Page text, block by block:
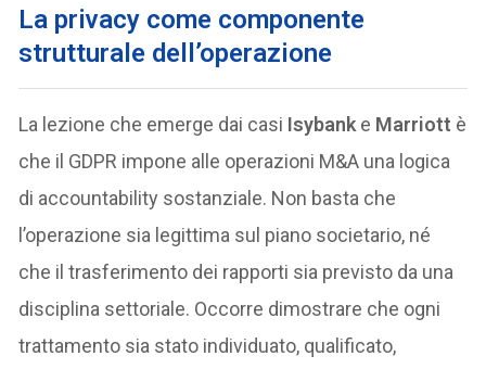
La privacy come componente
strutturale dell’operazione
La lezione che emerge dai casi Isybank e Marriott è
che il GDPR impone alle operazioni M&A una logica
di accountability sostanziale. Non basta che
l’operazione sia legittima sul piano societario, né
che il trasferimento dei rapporti sia previsto da una
disciplina settoriale. Occorre dimostrare che ogni
trattamento sia stato individuato, qualificato,